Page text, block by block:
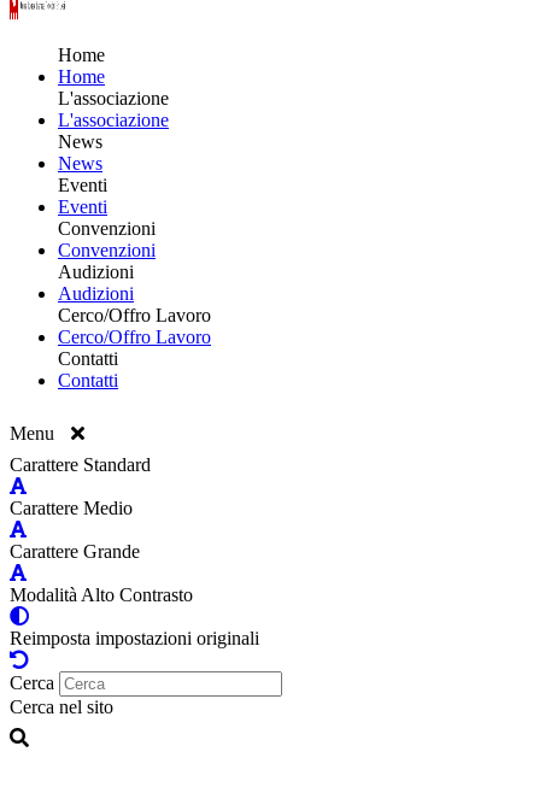
Home
Home
L'associazione
L'associazione
News
News
Eventi
Eventi
Convenzioni
Convenzioni
Audizioni
Audizioni
Cerco/Offro Lavoro
Cerco/Offro Lavoro
Contatti
Contatti
Menu
Carattere Standard
Carattere Medio
Carattere Grande
Modalità Alto Contrasto
Reimposta impostazioni originali
Cerca
Cerca nel sito